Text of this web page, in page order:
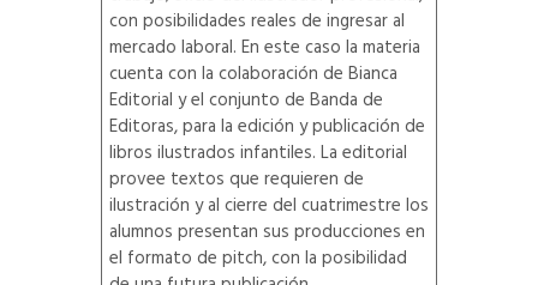
con posibilidades reales de ingresar al
mercado laboral. En este caso la materia
cuenta con la colaboración de Bianca
Editorial y el conjunto de Banda de
Editoras, para la edición y publicación de
libros ilustrados infantiles. La editorial
provee textos que requieren de
ilustración y al cierre del cuatrimestre los
alumnos presentan sus producciones en
el formato de pitch, con la posibilidad